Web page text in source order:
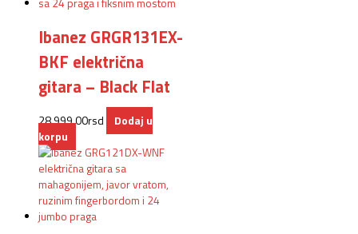
Ibanez GRGR131EX-
BKF električna
gitara – Black Flat
28.999,00rsd
Dodaj u
korpu